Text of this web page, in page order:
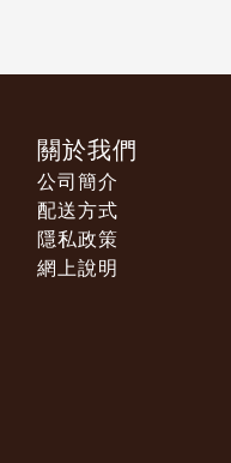
關於我們
公司簡介
配送方式
隱私政策
網上說明